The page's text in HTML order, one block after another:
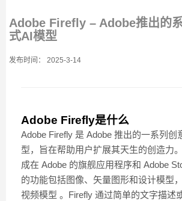
Adobe Firefly – Adobe推出的
式AI模型
发布时间： 2025-3-14
Adobe Firefly是什么
Adobe Firefly 是 Adobe 推出的一系列创
型，旨在帮助用户扩展其天生的创造力
成在 Adobe 的旗舰应用程序和 Adobe
的功能包括图像、矢量图形和设计模型
视频模型 。Firefly 通过简单的文字描述